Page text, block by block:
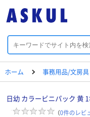
ホーム 事務用品/文房具
日幼 カラービニパック 黄 1
（0件のレビ